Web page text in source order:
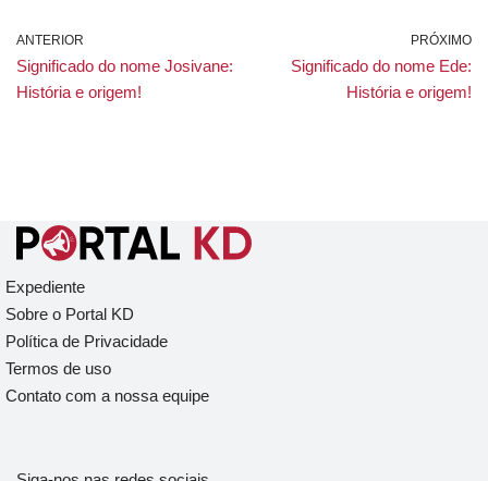
ANTERIOR
Significado do nome Josivane:
História e origem!
PRÓXIMO
Significado do nome Ede:
História e origem!
Expediente
Sobre o Portal KD
Política de Privacidade
Termos de uso
Contato com a nossa equipe